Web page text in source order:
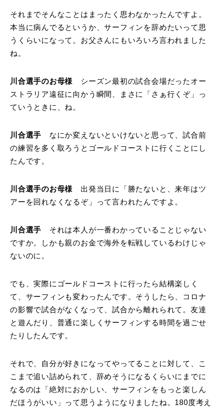
それまでそんなことはまったく思わなかったんですよ。
本当に病んでるというか、サーフィンを辞めたいって思
うくらいになって。お父さんにもいろいろ言われました
ね。
川合選手のお母様 シーズン最初の試合会場だったオー
ストラリア遠征に向かう瞬間、まさに「さぁ行くぞ」っ
ていうときに、ね。
川合選手 なにか変えないといけないと思って、試合前
の練習を多く取ろうとゴールドコーストに行くことにし
たんです。
川合選手のお母様 出発当日に「勝たないと、来年はツ
アーを回れなくなるぞ」って言われたんですよ。
川合選手 それは本人が一番わかっていることじゃない
ですか。しかも親のお金で海外を転戦しているわけじゃ
ないのに。
でも、実際にゴールドコーストに行ったら結構楽しく
て、サーフィンも変わったんです。そうしたら、コロナ
の影響で試合がなくなって、試合から離れられて。友達
と遊んだり、普通に楽しくサーフィンする時間を過ごせ
たりしたんです。
それで、自分が好きになってやってることに対して、こ
こまで追い詰められて、辞めそうになるくらいにまでに
なるのは「絶対におかしい、サーフィンをもっと楽しん
だほうがいい」って思うようになりましたね。180度考え